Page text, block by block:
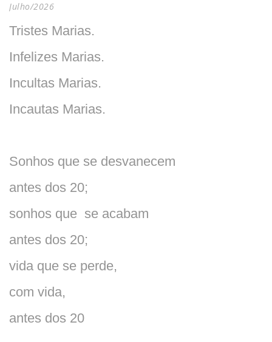
Julho/2026
Tristes Marias.
Infelizes Marias.
Incultas Marias.
Incautas Marias.
Sonhos que se desvanecem
antes dos 20;
sonhos que se acabam
antes dos 20;
vida que se perde,
com vida,
antes dos 20